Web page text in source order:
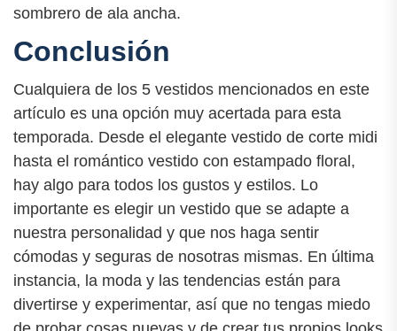
sombrero de ala ancha.
Conclusión
Cualquiera de los 5 vestidos mencionados en este
artículo es una opción muy acertada para esta
temporada. Desde el elegante vestido de corte midi
hasta el romántico vestido con estampado floral,
hay algo para todos los gustos y estilos. Lo
importante es elegir un vestido que se adapte a
nuestra personalidad y que nos haga sentir
cómodas y seguras de nosotras mismas. En última
instancia, la moda y las tendencias están para
divertirse y experimentar, así que no tengas miedo